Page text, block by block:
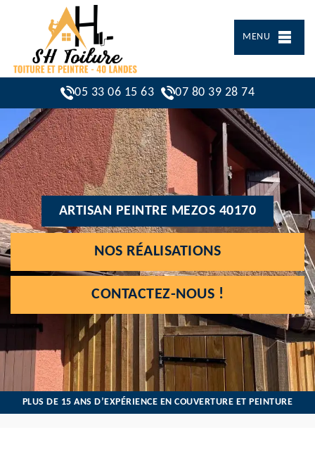
MENU
05 33 06 15 63 07 80 39 28 74
ARTISAN PEINTRE MEZOS 40170
NOS RÉALISATIONS
CONTACTEZ-NOUS !
PLUS DE 15 ANS D’EXPÉRIENCE EN COUVERTURE ET PEINTURE